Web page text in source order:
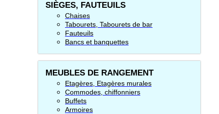
SIÈGES, FAUTEUILS
Chaises
Tabourets, Tabourets de bar
Fauteuils
Bancs et banquettes
MEUBLES DE RANGEMENT
Etagères, Etagères murales
Commodes, chiffonniers
Buffets
Armoires